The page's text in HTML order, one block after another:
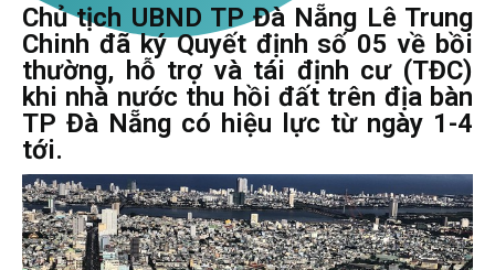
Chủ tịch UBND TP Đà Nẵng Lê Trung
Chinh đã ký Quyết định số 05 về bồi
thường, hỗ trợ và tái định cư (TĐC)
khi nhà nước thu hồi đất trên địa bàn
TP Đà Nẵng có hiệu lực từ ngày 1-4
tới.